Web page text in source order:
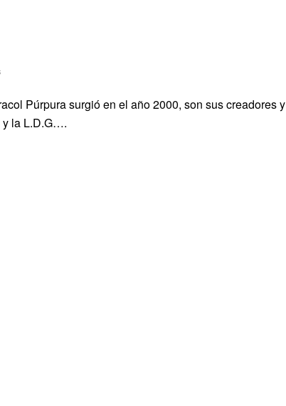
Púrpura surgió en el año 2000, son sus creadores y
y la L.D.G….